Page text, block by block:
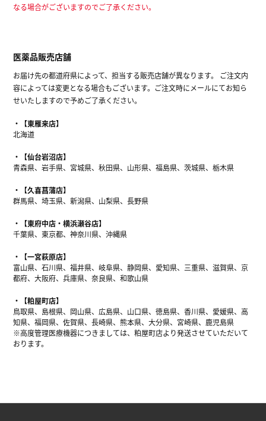
なる場合がございますのでご了承ください。
医薬品販売店舗
お届け先の都道府県によって、担当する販売店舗が異なります。 ご注文内
容によっては変更となる場合もございます。ご注文時にメールにてお知ら
せいたしますので予めご了承ください。
【東雁来店】
北海道
【仙台岩沼店】
青森県、岩手県、宮城県、秋田県、山形県、福島県、茨城県、栃木県
【久喜菖蒲店】
群馬県、埼玉県、新潟県、山梨県、長野県
【東府中店・横浜瀬谷店】
千葉県、東京都、神奈川県、沖縄県
【一宮萩原店】
富山県、石川県、福井県、岐阜県、静岡県、愛知県、三重県、滋賀県、京
都府、大阪府、兵庫県、奈良県、和歌山県
【粕屋町店】
鳥取県、島根県、岡山県、広島県、山口県、徳島県、香川県、愛媛県、高
知県、福岡県、佐賀県、長崎県、熊本県、大分県、宮崎県、鹿児島県
※高度管理医療機器につきましては、粕屋町店より発送させていただいて
おります。